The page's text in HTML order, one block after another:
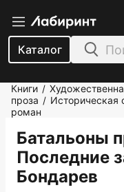
Каталог
Книги /
проза / Историческая
роман
Батальоны
Последние
Бондарев